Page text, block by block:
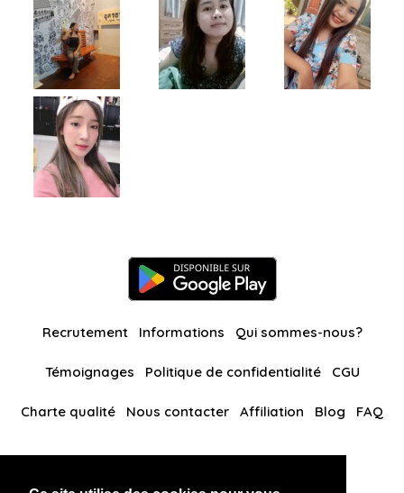
Recrutement Informations Qui sommes-nous?
Témoignages Politique de confidentialité CGU
Charte qualité Nous contacter Affiliation Blog FAQ